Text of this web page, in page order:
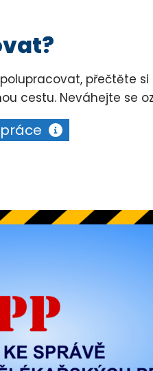
přečtěte
cestu. Neváhejte se